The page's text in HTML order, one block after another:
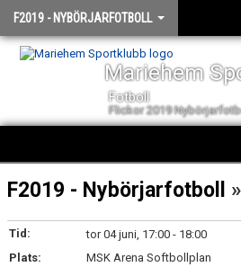
F2019 - NYBÖRJARFOTBOLL
Mariehem
Fotboll
Flickor 2019
HEM
NYHETER
KALENDER
F2019 - Nybörjarfotboll
Tid:
tor 04 juni, 17:00 - 18:00
Plats:
MSK Arena Softbollplan